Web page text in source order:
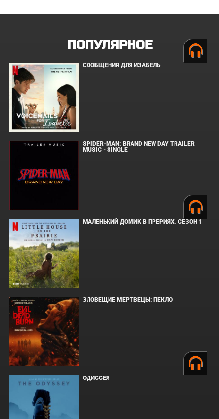
ПОПУЛЯРНОЕ
СООБЩЕНИЯ ДЛЯ ИЗАБЕЛЬ
SPIDER-MAN: BRAND NEW DAY TRAILER
MUSIC - SINGLE
МАЛЕНЬКИЙ ДОМИК В ПРЕРИЯХ. СЕЗОН 1
ЗЛОВЕЩИЕ МЕРТВЕЦЫ: ПЕКЛО
ОДИССЕЯ